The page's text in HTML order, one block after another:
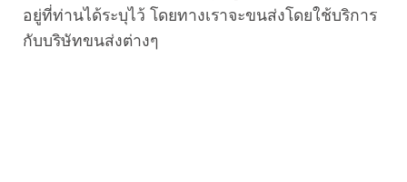
อยู่ที่ท่านได้ระบุไว้ โดยทางเราจะขนส่งโดยใช้บริการ
กับบริษัทขนส่งต่างๆ